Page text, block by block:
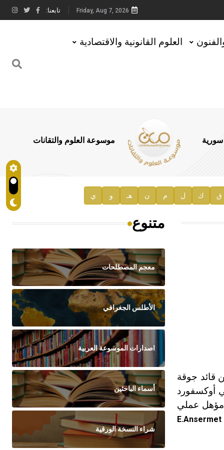
Friday, Aug 7, 2026 تابعنا:
العلوم القانونية والاقتصادية
سورية موسوعة العلوم والتقانات
ق ك ل م ن هـ و ي
قائد جوقة
أوكسفورد
من دون أن يحصل على أي مؤهل عملي
E.Ansermet
متنوع
معجم المصطلحات
الأطلس الجغرافي
اصدارات الموسوعة العربية
أسماء الباحثين
شراء النسخة الورقية